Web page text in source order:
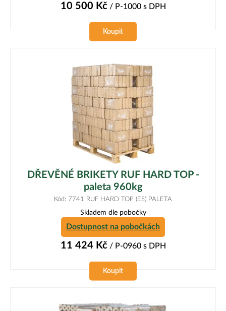
10 500 Kč/ P-1000 s DPH
Koupit
DŘEVĚNÉ BRIKETY RUF HARD TOP -
paleta 960kg
Kód: 7741 RUF HARD TOP (ES) PALETA
Skladem dle pobočky
Dostupnost na pobočkách
11 424 Kč/ P-0960 s DPH
Koupit